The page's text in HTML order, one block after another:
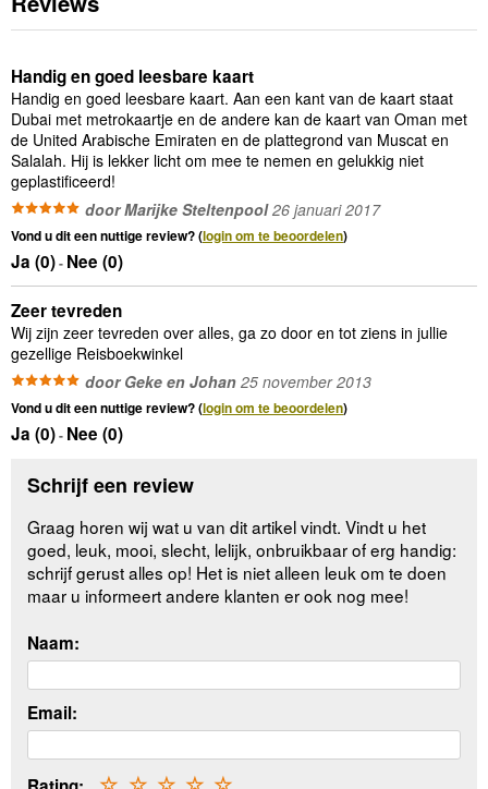
Handig en goed leesbare kaart
Handig en goed leesbare kaart. Aan een kant van de kaart staat
Dubai met metrokaartje en de andere kan de kaart van Oman met
de United Arabische Emiraten en de plattegrond van Muscat en
Salalah. Hij is lekker licht om mee te nemen en gelukkig niet
geplastificeerd!
door Marijke Steltenpool26 januari 2017
Vond u dit een nuttige review? (login om te beoordelen)
Ja (0)- Nee (0)
Zeer tevreden
Wij zijn zeer tevreden over alles, ga zo door en tot ziens in jullie
gezellige Reisboekwinkel
door Geke en Johan 25 november 2013
Vond u dit een nuttige review? (login om te beoordelen)
Ja (0)- Nee (0)
Schrijf een review
Graag horen wij wat u van dit artikel vindt. Vindt u het
goed, leuk, mooi, slecht, lelijk, onbruikbaar of erg handig:
schrijf gerust alles op! Het is niet alleen leuk om te doen
maar u informeert andere klanten er ook nog mee!
Naam:
Email: